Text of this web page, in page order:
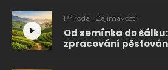
Příroda Zajímavosti
Od semínka do
zpracování